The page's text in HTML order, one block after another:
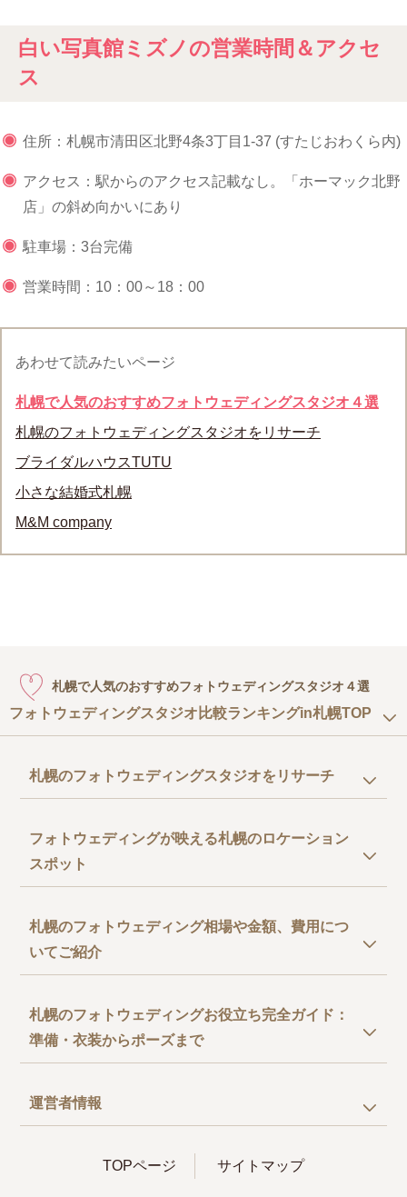
白い写真館ミズノの営業時間＆アクセ
ス
住所：札幌市清田区北野4条3丁目 1-37 (すたじおわくら内)
アクセス：駅からのアクセス記載なし。「ホーマック北野
店」の斜め向かいにあり
駐車場：3台完備
営業時間：10：00～18：00
あわせて読みたいページ
札幌で人気のおすすめフォトウェディングスタジオ４選
札幌のフォトウェディングスタジオをリサーチ
ブライダルハウスTUTU
小さな結婚式札幌
M&M company
札幌で人気のおすすめフォトウェディングスタジオ４選
フォトウェディングスタジオ比較ランキングin札幌TOP
札幌のフォトウェディングスタジオをリサーチ
フォトウェディングが映える札幌のロケーション
スポット
札幌のフォトウェディング相場や金額、費用につ
いてご紹介
札幌のフォトウェディングお役立ち完全ガイド：
準備・衣装からポーズまで
運営者情報
TOPページ サイトマップ